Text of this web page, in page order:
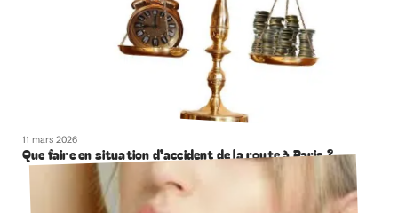
11 mars 2026
Que faire en situation d’accident de la route à Paris ?